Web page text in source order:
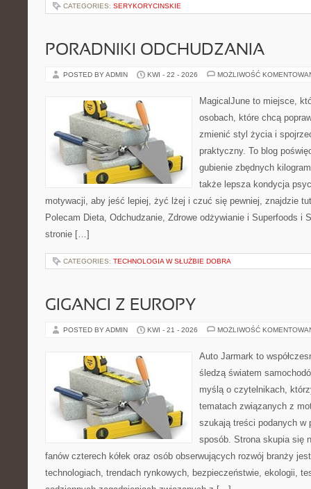
CATEGORIES: SERYKORYCINSKIE
PORADNIKI ODCHUDZANIA
POSTED BY ADMIN KWI - 22 - 2026 MOŻLIWOŚĆ
MagicalJune to miejsce,
osobach, które chcą
zmienić styl życia i
praktyczny. To blog
gubienie zbędnych
także lepsza kondycja
motywacji, aby jeść lepiej, żyć lżej i czuć się pewniej, znajdzie
Polecam Dieta, Odchudzanie, Zdrowe odżywianie i Superfoods i
stronie […]
CATEGORIES: TECHNOLOGIA W SŁUŻBIE DOBRA
GIGANCI Z EUROPY
POSTED BY ADMIN KWI - 21 - 2026 MOŻLIWOŚĆ
Auto Jarmark to
śledzą światem
myślą o czytelnikach,
tematach związanych z
szukają treści podanych w
sposób. Strona skupia się
fanów czterech kółek oraz osób obserwujących rozwój branży
technologiach, trendach rynkowych, bezpieczeństwie, ekologii,